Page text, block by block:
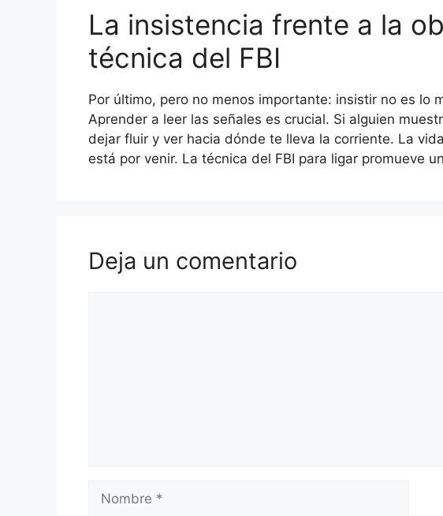
La insistencia frente a la
técnica del FBI
Por último, pero no menos importante: insistir no es lo
Aprender a leer las señales es crucial. Si alguien
dejar fluir y ver hacia dónde te lleva la corriente. La
está por venir. La técnica del FBI para ligar promueve
Deja un comentario
Nombre